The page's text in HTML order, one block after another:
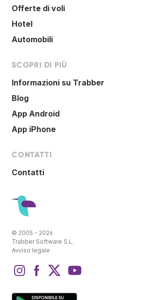
Offerte di voli
Hotel
Automobili
SCOPRI DI PIÙ
Informazioni su Trabber
Blog
App Android
App iPhone
CONTATTI
Contatti
© 2005 - 2026
Trabber Software S.L.
Avviso legale